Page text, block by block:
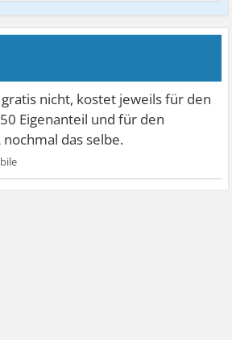
gratis nicht, kostet jeweils für den
Eigenanteil und für den
nochmal das selbe.